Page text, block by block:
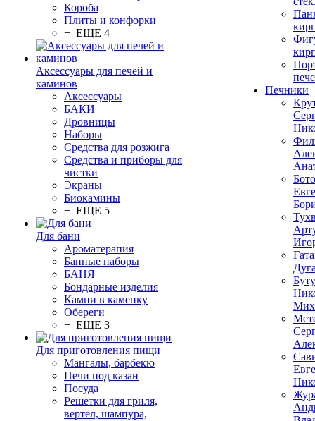
Короба
Плиты и конфорки
+ ЕЩЕ 4
Аксессуары для печей и
каминов
Аксессуары
БАКИ
Дровницы
Наборы
Средства для розжига
Средства и приборы для
чистки
Экраны
Биокамины
+ ЕЩЕ 5
Для бани
Ароматерапия
Банные наборы
БАНЯ
Бондарные изделия
Камни в каменку
Обереги
+ ЕЩЕ 3
Для приготовления пищи
Мангалы, барбекю
Печи под казан
Посуда
Решетки для гриля,
вертел, шампура,
Печники